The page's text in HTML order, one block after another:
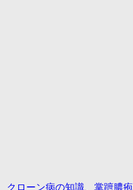
クローン病の知識 掌蹠膿